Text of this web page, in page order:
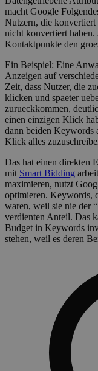
macht Google
Nutzern, die
nicht konvertiert haben.
Kontaktpunkte den
Ein Beispiel: Eine
Anzeigen auf
Zeit, dass Nutzer, die
klicken und spaeter
zurueckkommen,
einen einzigen Klick
dann beiden Keywords
Klick alles
Das hat einen direkten
mit Smart Bidding
maximieren, nutzt
optimieren. Keywords,
waren, weil sie nie der
verdienten Anteil. Das
Budget in Keywords
stehen, weil es deren